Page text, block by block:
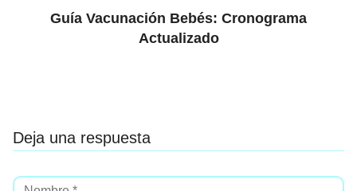
Guía Vacunación Bebés: Cronograma
Actualizado
Deja una respuesta